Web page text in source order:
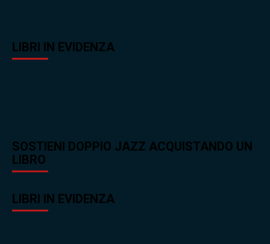
LIBRI IN EVIDENZA
SOSTIENI DOPPIO JAZZ ACQUISTANDO UN
LIBRO
LIBRI IN EVIDENZA